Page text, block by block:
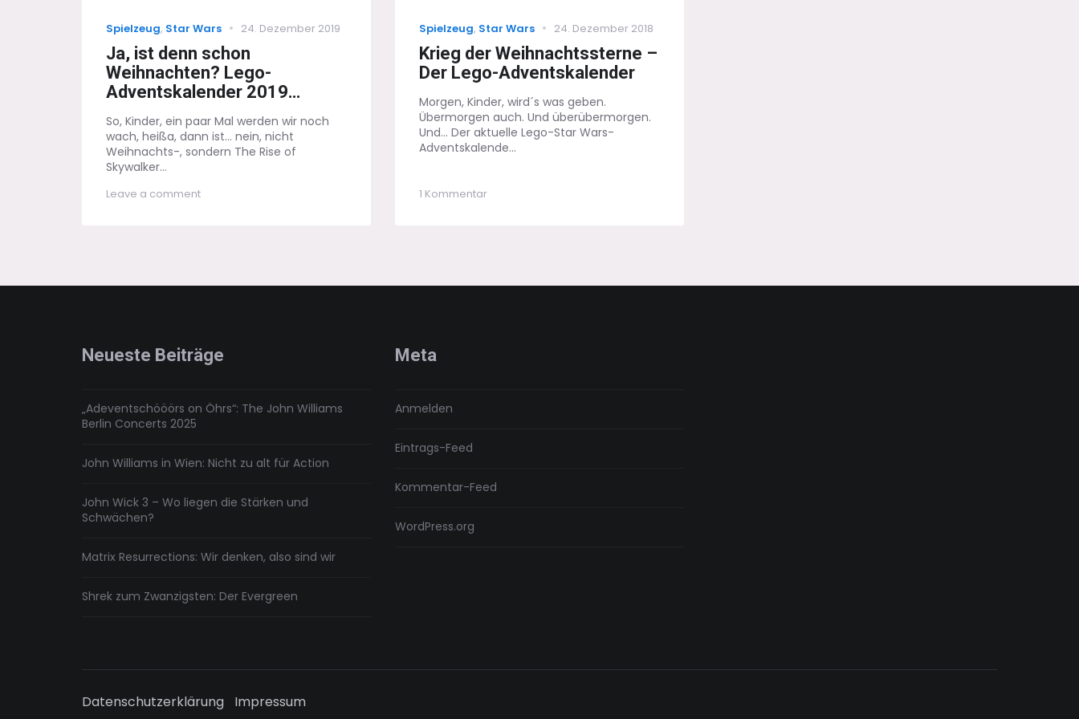
Categories
Spielzeug, Star Wars
Posted
24. Dezember 2019
Ja, ist denn schon
Weihnachten? Lego-
Adventskalender 2019…
So, Kinder, ein paar Mal werden wir noch
wach, heißa, dann ist... nein, nicht
Weihnachts-, sondern The Rise of
Skywalker...
Leave a commenton
Categories
Spielzeug, Star Wars
Posted
on
24. Dezember 2018
Krieg der Weihnachtssterne –
Der Lego-Adventskalender
Morgen, Kinder, wird´s was geben.
Übermorgen auch. Und überübermorgen.
Und... Der aktuelle Lego-Star Wars-
Adventskalende...
1 Kommentarzu
Neueste Beiträge
„Adeventschööörs on Öhrs“: The John Williams
Berlin Concerts 2025
John Williams in Wien: Nicht zu alt für Action
John Wick 3 – Wo liegen die Stärken und
Schwächen?
Matrix Resurrections: Wir denken, also sind wir
Shrek zum Zwanzigsten: Der Evergreen
Meta
Anmelden
Eintrags-Feed
Kommentar-Feed
WordPress.org
Datenschutzerklärung Impressum